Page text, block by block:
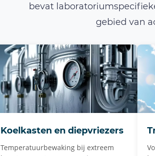
bevat
gebied van
Koelkasten en diepvriezers
Temperatuurbewaking bij extreem